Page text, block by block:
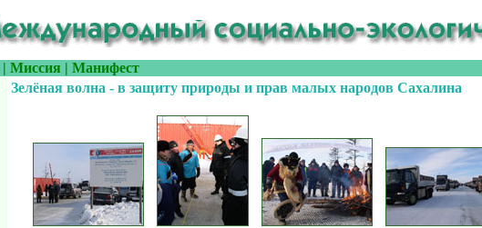
| Миссия | Манифест
Зелёная волна - в защиту природы и прав малых народов Сахалина